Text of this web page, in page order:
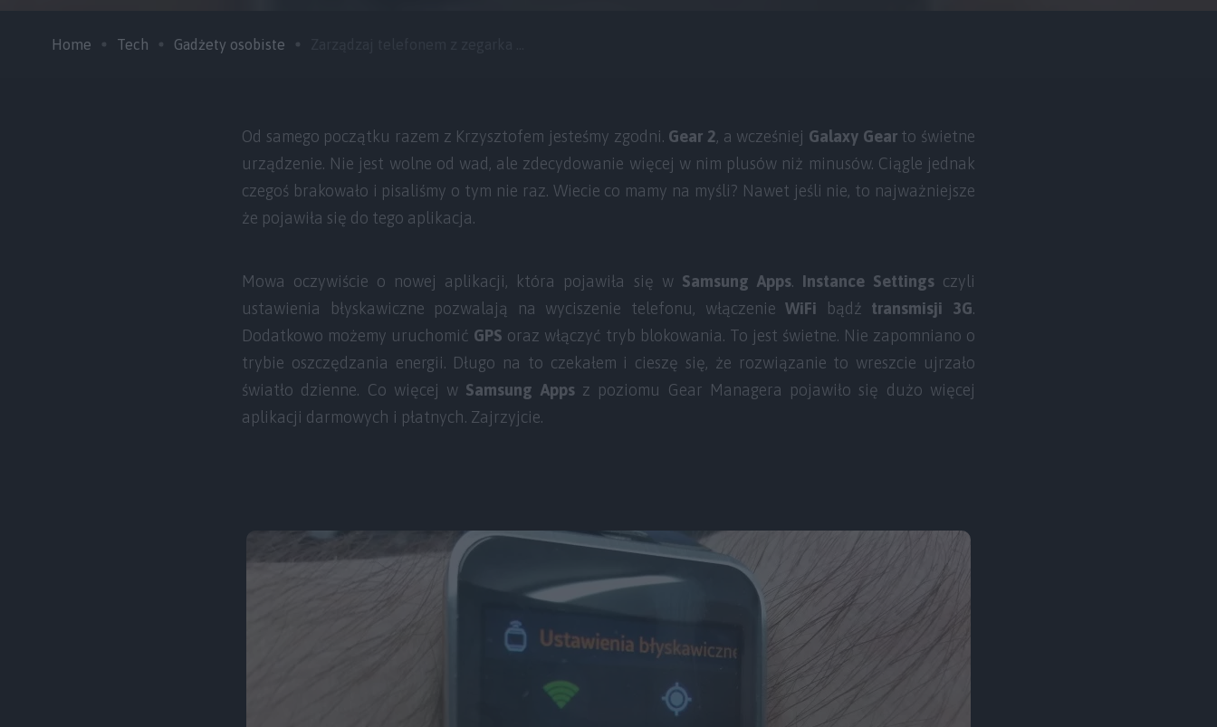
Home Tech Gadżety osobiste
Od samego początku razem z Krzysztofem jesteśmy zgodni. Gear 2, a wcześniej Galaxy Gearto świetne
urządzenie. Nie jest wolne od wad, ale zdecydowanie więcej w nim plusów niż minusów. Ciągle jednak
czegoś brakowało i pisaliśmy o tym nie raz. Wiecie co mamy na myśli? Nawet jeśli nie, to najważniejsze
że pojawiła się do tego aplikacja.
Mowa oczywiście o nowej aplikacji, która pojawiła się w Samsung Apps. Instance Settingsczyli
ustawienia błyskawiczne pozwalają na wyciszenie telefonu, włączenieWiFi bądź transmisji 3G.
Dodatkowo możemy uruchomić GPS oraz włączyć tryb blokowania. To jest świetne. Nie zapomniano o
trybie oszczędzania energii. Długo na to czekałem i cieszę się, że rozwiązanie to wreszcie ujrzało
światło dzienne. Co więcej w Samsung Appsz poziomu Gear Managera pojawiło się dużo więcej
aplikacji darmowych i płatnych. Zajrzyjcie.